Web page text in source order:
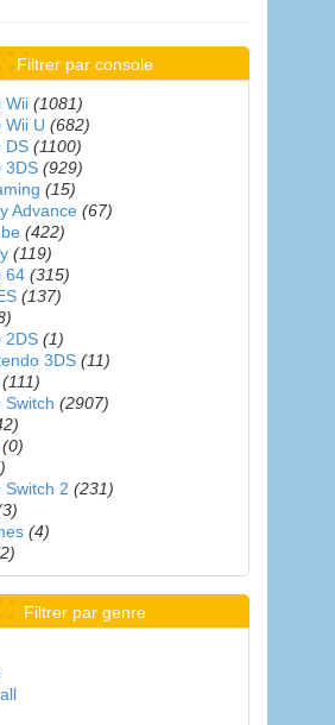
Filtrer par console
Wii (1081)
Wii U (682)
DS (1100)
3DS (929)
(15)
Advance (67)
(422)
(119)
64 (315)
(137)
2DS (1)
3DS (11)
(111)
Switch (2907)
(0)
Switch 2 (231)
(4)
Filtrer par genre